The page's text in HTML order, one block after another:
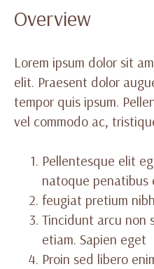
Overview
Lorem ipsum dolor sit
elit. Praesent dolor
tempor quis ipsum.
vel commodo ac,
Pellentesque elit
natoque penatibus
feugiat pretium
Tincidunt arcu non
etiam. Sapien eget
Proin sed libero